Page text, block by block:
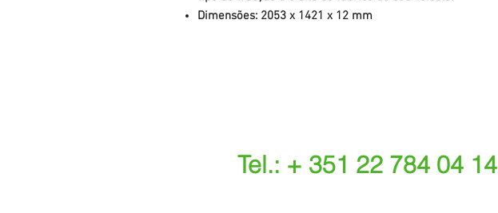
Dimensões: 2053 x 1421 x 12 mm
Tel.: + 351 22 784 04 14